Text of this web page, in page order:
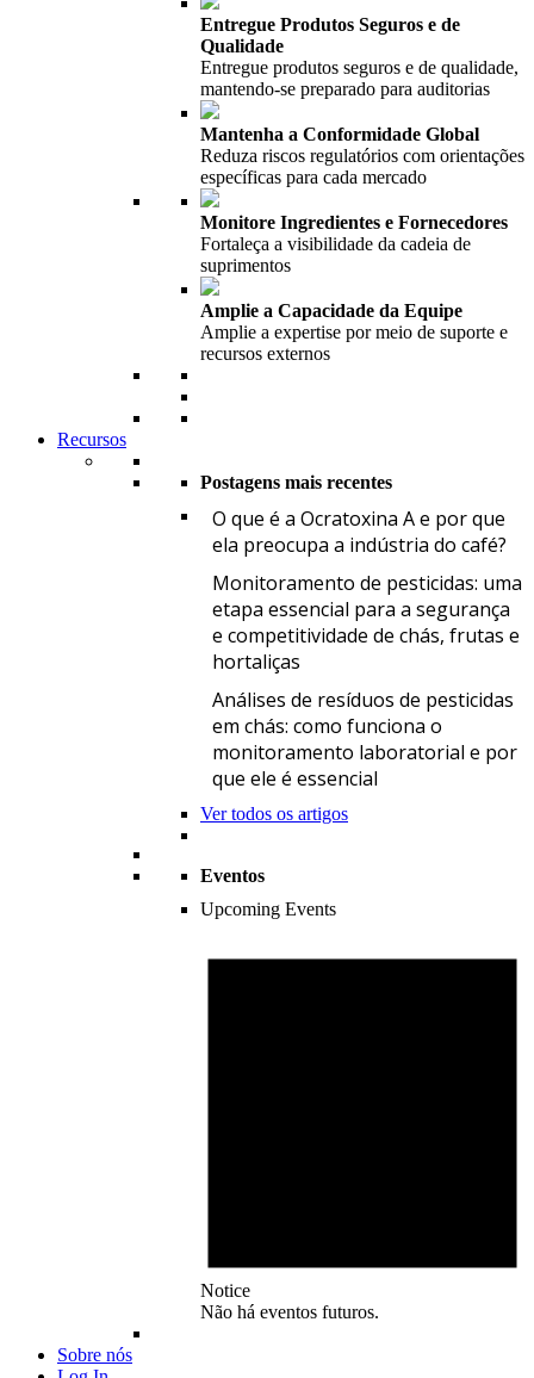
Entregue Produtos Seguros e de
Qualidade
Entregue produtos seguros e de qualidade,
mantendo-se preparado para auditorias
Mantenha a Conformidade Global
Reduza riscos regulatórios com orientações
específicas para cada mercado
Monitore Ingredientes e Fornecedores
Fortaleça a visibilidade da cadeia de
suprimentos
Amplie a Capacidade da Equipe
Amplie a expertise por meio de suporte e
recursos externos
Recursos
Postagens mais recentes
O que é a Ocratoxina A e por que
ela preocupa a indústria do café?
Monitoramento de pesticidas: uma
etapa essencial para a segurança
e competitividade de chás, frutas e
hortaliças
Análises de resíduos de pesticidas
em chás: como funciona o
monitoramento laboratorial e por
que ele é essencial
Ver todos os artigos
Eventos
Upcoming Events
Notice
Não há eventos futuros.
Sobre nós